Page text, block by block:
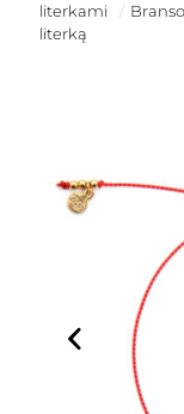
literkami
/
literką